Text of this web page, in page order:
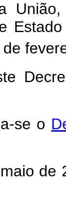
se o
de